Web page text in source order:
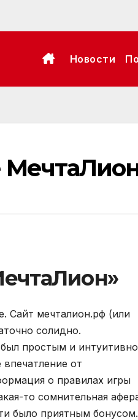
Новости
Сайт мечталион.рф (или
солидно.
простым и интуитивно
от
о правилах игры
то сомнительная
было приятным бонусом.